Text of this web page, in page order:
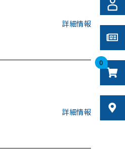
0
詳細情報
詳細情報